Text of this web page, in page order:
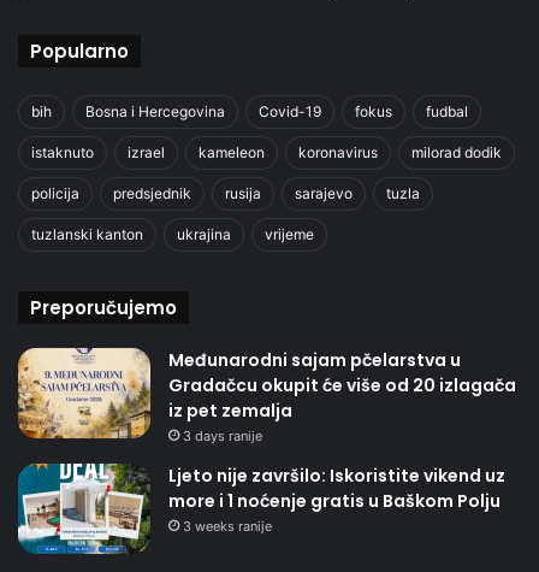
Popularno
bih Bosna i Hercegovina Covid-19 fokus fudbal
istaknuto izrael kameleon koronavirus milorad dodik
policija predsjednik rusija sarajevo tuzla
tuzlanski kanton ukrajina vrijeme
Preporučujemo
Međunarodni sajam pčelarstva u
Gradačcu okupit će više od 20 izlagača
iz pet zemalja
3 days ranije
Ljeto nije završilo: Iskoristite vikend uz
more i 1 noćenje gratis u Baškom Polju
3 weeks ranije